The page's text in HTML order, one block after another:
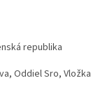
republika
Oddiel Sro, Vložka